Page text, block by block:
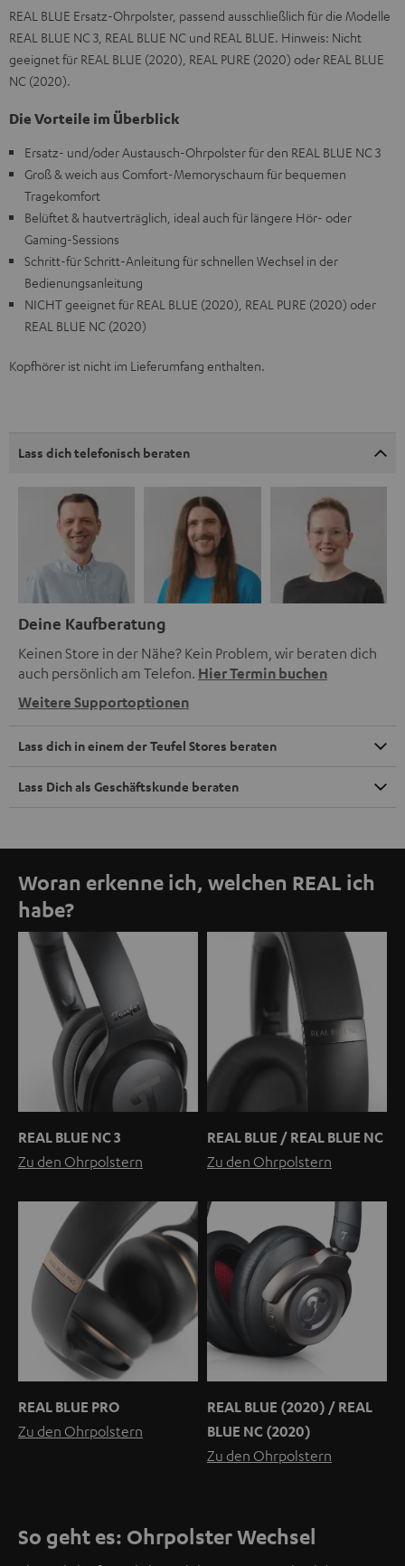
REAL BLUE Ersatz-Ohrpolster, passend ausschließlich für die Modelle
REAL BLUE NC 3, REAL BLUE NC und REAL BLUE. Hinweis: Nicht
geeignet für REAL BLUE (2020), REAL PURE (2020) oder REAL BLUE
NC (2020).
Die Vorteile im Überblick
Ersatz- und/oder Austausch-Ohrpolster für den REAL BLUE NC 3
Groß & weich aus Comfort-Memoryschaum für bequemen
Tragekomfort
Belüftet & hautverträglich, ideal auch für längere Hör- oder
Gaming-Sessions
Schritt-für Schritt-Anleitung für schnellen Wechsel in der
Bedienungsanleitung
NICHT geeignet für REAL BLUE (2020), REAL PURE (2020) oder
REAL BLUE NC (2020)
Kopfhörer ist nicht im Lieferumfang enthalten.
Lass dich telefonisch beraten
Deine Kaufberatung
Keinen Store in der Nähe? Kein Problem, wir beraten dich
auch persönlich am Telefon. Hier Termin buchen
Weitere Supportoptionen
Lass dich in einem der Teufel Stores beraten
Lass Dich als Geschäftskunde beraten
Woran erkenne ich, welchen REAL ich
habe?
REAL BLUE NC 3
Zu den Ohrpolstern
REAL BLUE / REAL BLUE NC
Zu den Ohrpolstern
REAL BLUE PRO
Zu den Ohrpolstern
REAL BLUE (2020) / REAL
BLUE NC (2020)
Zu den Ohrpolstern
So geht es: Ohrpolster Wechsel